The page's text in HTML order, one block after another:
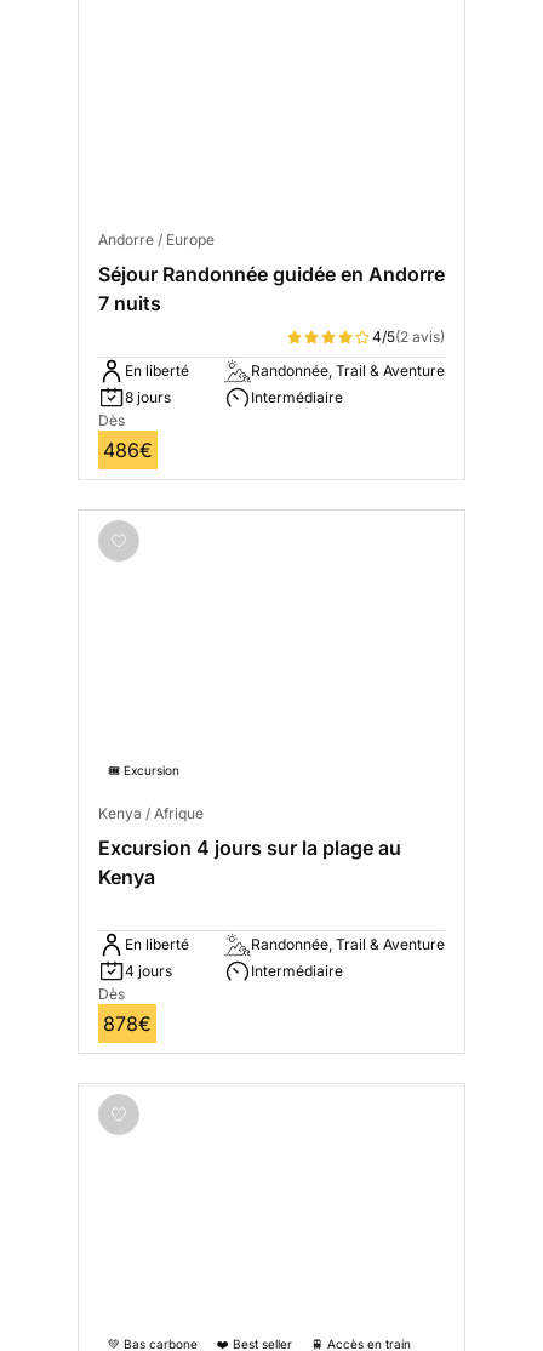
Andorre / Europe
Séjour Randonnée guidée en Andorre
7 nuits
4/5(2 avis)
En liberté
8 jours
Randonnée, Trail & Aventure
Intermédiaire
Dès
486€
🎟️ Excursion
Kenya / Afrique
Excursion 4 jours sur la plage au
Kenya
En liberté
4 jours
Randonnée, Trail & Aventure
Intermédiaire
Dès
878€
💚 Bas carbone ❤️ Best seller 🚆 Accès en train